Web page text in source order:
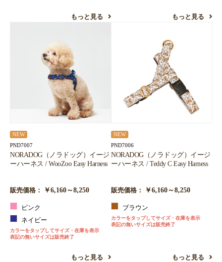
もっと見る もっと見る
NEW
PND7007
NORADOG（ノラドッグ）イージ
ーハーネス / WooZoo Easy Harness
販売価格： ￥6,160～8,250
ピンク
ネイビー
カラーをタップしてサイズ・在庫を表示
表記の無いサイズは販売終了
もっと見る
NEW
PND7006
NORADOG（ノラドッグ）イージ
ーハーネス / Teddy C Easy Harness
販売価格： ￥6,160～8,250
ブラウン
カラーをタップしてサイズ・在庫を表示
表記の無いサイズは販売終了
もっと見る